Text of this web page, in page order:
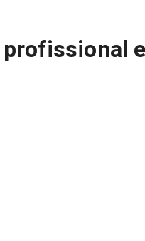
profissional